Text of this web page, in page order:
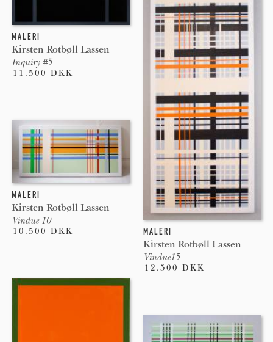
MALERI
Kirsten Rotbøll Lassen
Vindue15
12.500 DKK
MALERI
Kirsten Rotbøll Lassen
Inquiry #5
11.500 DKK
MALERI
Kirsten Rotbøll Lassen
Vindue 10
10.500 DKK